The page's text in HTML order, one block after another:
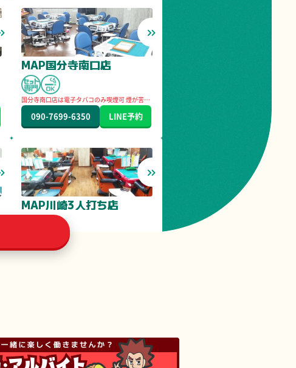
MAP国分寺南口店
国分寺南口店は電子タバコのみ喫煙可 煙が苦手
な方でも安心してご遊戯頂けます。 紙タバコの
喫煙所もご用意してます。
090-7699-6350 LINE予約
MAP川崎3人打ち店
044-211-8058